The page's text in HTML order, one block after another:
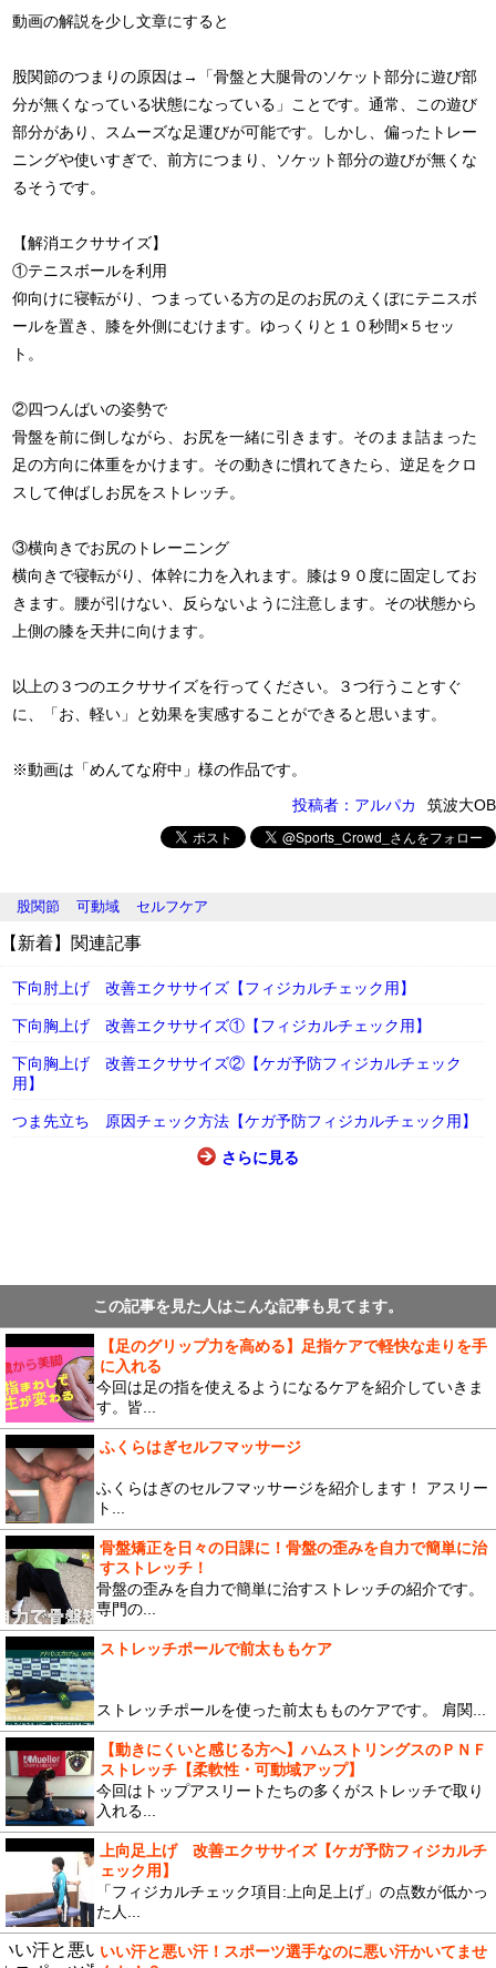
動画の解説を少し文章にすると
股関節のつまりの原因は→「骨盤と大腿骨のソケット部分に遊び部
分が無くなっている状態になっている」ことです。通常、この遊び
部分があり、スムーズな足運びが可能です。しかし、偏ったトレー
ニングや使いすぎで、前方につまり、ソケット部分の遊びが無くな
るそうです。
【解消エクササイズ】
①テニスボールを利用
仰向けに寝転がり、つまっている方の足のお尻のえくぼにテニスボ
ールを置き、膝を外側にむけます。ゆっくりと１０秒間×５セッ
ト。
②四つんばいの姿勢で
骨盤を前に倒しながら、お尻を一緒に引きます。そのまま詰まった
足の方向に体重をかけます。その動きに慣れてきたら、逆足をクロ
スして伸ばしお尻をストレッチ。
③横向きでお尻のトレーニング
横向きで寝転がり、体幹に力を入れます。膝は９０度に固定してお
きます。腰が引けない、反らないように注意します。その状態から
上側の膝を天井に向けます。
以上の３つのエクササイズを行ってください。３つ行うことすぐ
に、「お、軽い」と効果を実感することができると思います。
※動画は「めんてな府中」様の作品です。
投稿者：アルパカ
筑波大OB
股関節 可動域 セルフケア
【新着】関連記事
下向肘上げ 改善エクササイズ【フィジカルチェック用】
下向胸上げ 改善エクササイズ①【フィジカルチェック用】
下向胸上げ 改善エクササイズ②【ケガ予防フィジカルチェック
用】
つま先立ち 原因チェック方法【ケガ予防フィジカルチェック用】
さらに見る
この記事を見た人はこんな記事も見てます。
【足のグリップ力を高める】足指ケアで軽快な走りを手
に入れる
今回は足の指を使えるようになるケアを紹介していきま
す。皆...
ふくらはぎセルフマッサージ
ふくらはぎのセルフマッサージを紹介します！ アスリー
ト...
骨盤矯正を日々の日課に！骨盤の歪みを自力で簡単に治
すストレッチ！
骨盤の歪みを自力で簡単に治すストレッチの紹介です。
専門の...
ストレッチポールで前太ももケア
ストレッチポールを使った前太もものケアです。 肩関...
【動きにくいと感じる方へ】ハムストリングスのＰＮＦ
ストレッチ【柔軟性・可動域アップ】
今回はトップアスリートたちの多くがストレッチで取り
入れる...
上向足上げ 改善エクササイズ【ケガ予防フィジカルチ
ェック用】
「フィジカルチェック項目:上向足上げ」の点数が低かっ
た人...
いい汗と悪い汗！スポーツ選手なのに悪い汗かいてませ